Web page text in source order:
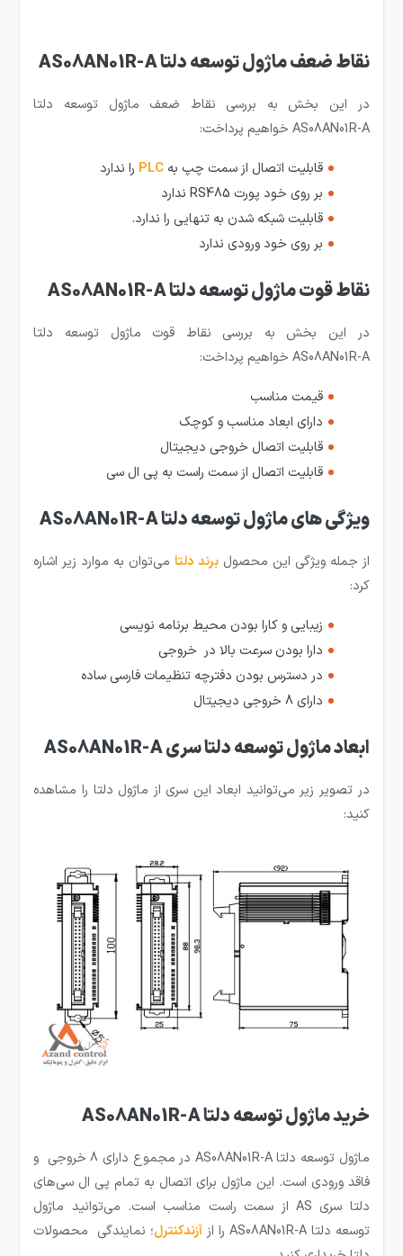
نقاط ضعف ماژول توسعه دلتا AS08AN01R-A
در این بخش به بررسی نقاط ضعف ماژول توسعه دلتا
AS08AN01R-A خواهیم پرداخت:
قابلیت اتصال از سمت چپ بهPLC را ندارد
بر روی خود پورت RS485 ندارد
قابلیت شبکه شدن به تنهایی را ندارد.
بر روی خود ورودی ندارد
نقاط قوت ماژول توسعه دلتا AS08AN01R-A
در این بخش به بررسی نقاط قوت ماژول توسعه دلتا
AS08AN01R-A خواهیم پرداخت:
قیمت مناسب
دارای ابعاد مناسب و کوچک
قابلیت اتصال خروجی دیجیتال
قابلیت اتصال از سمت راست به پی ال سی
ویژگی های ماژول توسعه دلتا AS08AN01R-A
از جمله ویژگی این محصولبرند دلتامی‌توان به موارد زیر اشاره
کرد:
زیبایی و کارا بودن محیط برنامه نویسی
دارا بودن سرعت بالا در خروجی
در دسترس بودن دفترچه تنظیمات فارسی ساده
دارای 8 خروجی دیجیتال
ابعاد ماژول توسعه دلتا سری AS08AN01R-A
در تصویر زیر می‌توانید ابعاد این سری از ماژول دلتا را مشاهده
کنید:
خرید ماژول توسعه دلتا AS08AN01R-A
ماژول توسعه دلتا AS08AN01R-A در مجموع دارای 8 خروجی و
فاقد ورودی است. این ماژول برای اتصال به تمام پی ال سی‌های
دلتا سری AS از سمت راست مناسب است. می‌توانید ماژول
توسعه دلتا AS08AN01R-A را از
آزندکنترل؛ نمایندگی محصولات